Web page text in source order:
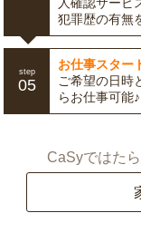
犯罪歴の有無
step
05
お仕事スター
ご希望の日時
らお仕事可能♪
CaSyではた